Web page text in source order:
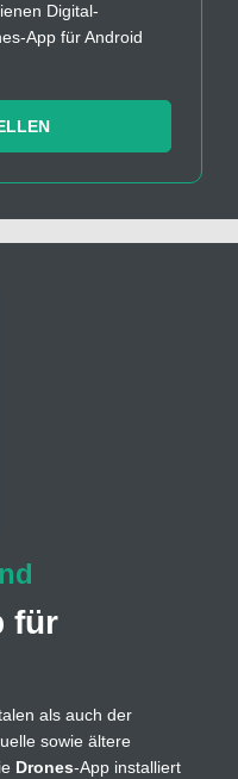
Digital-
App für Android
für
als auch der
sowie ältere
Drones-App installiert